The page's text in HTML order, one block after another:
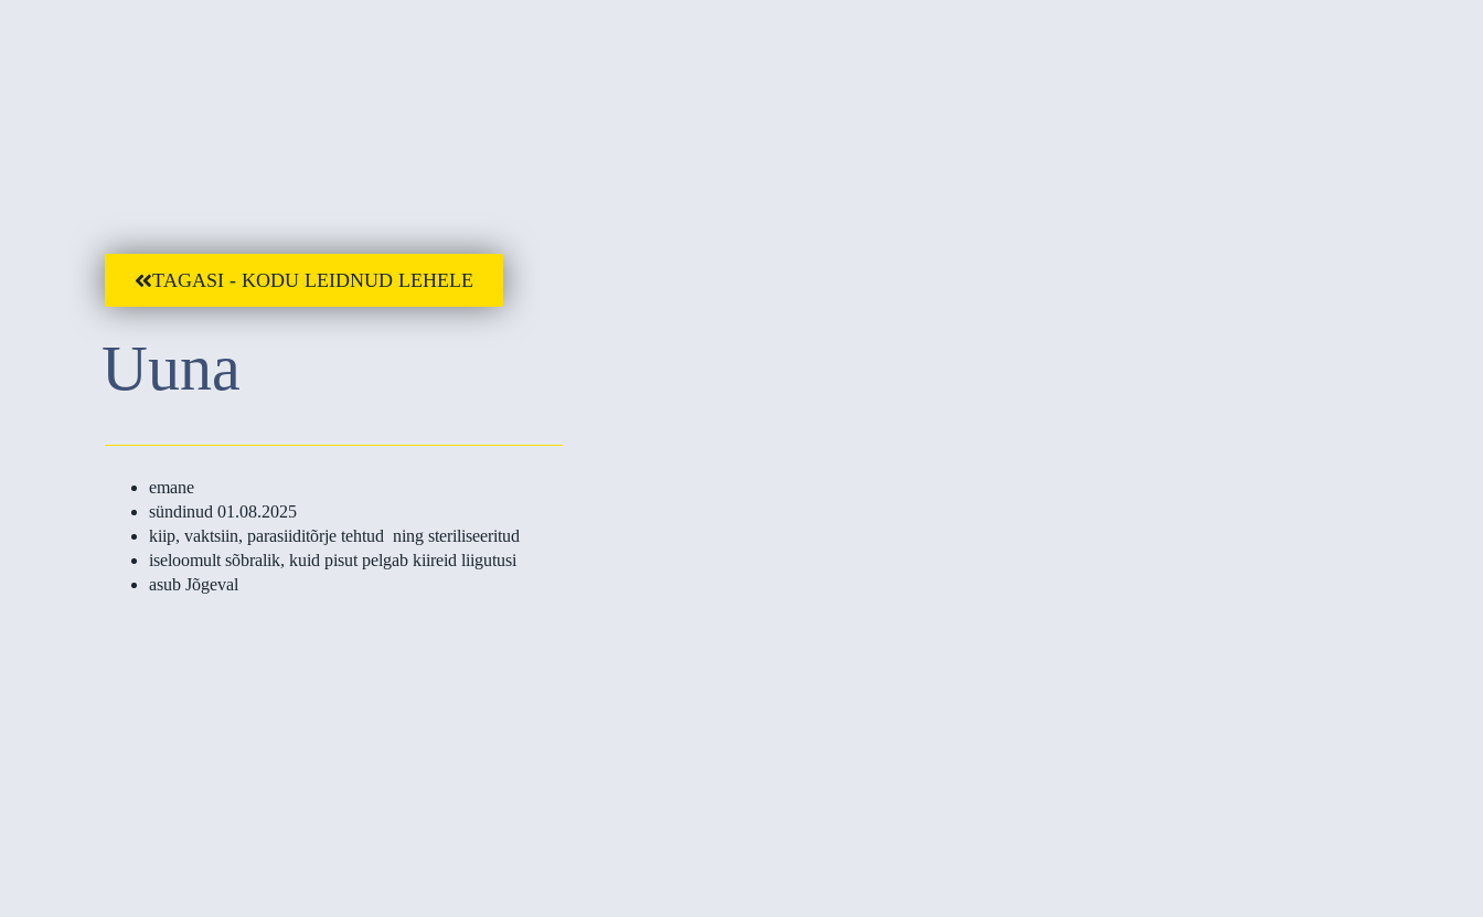
TAGASI - KODU LEIDNUD LEHELE
Uuna
emane
sündinud 01.08.2025
kiip, vaktsiin, parasiiditõrje tehtud ning steriliseeritud
iseloomult sõbralik, kuid pisut pelgab kiireid liigutusi
asub Jõgeval